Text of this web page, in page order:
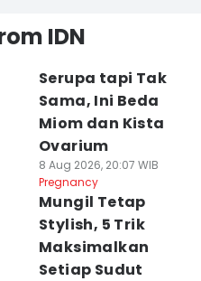
IDN
Serupa tapi Tak
Sama, Ini Beda
Miom dan Kista
Ovarium
8 Aug 2026, 20:07 WIB
Pregnancy
Mungil Tetap
Stylish, 5 Trik
Maksimalkan
Setiap Sudut